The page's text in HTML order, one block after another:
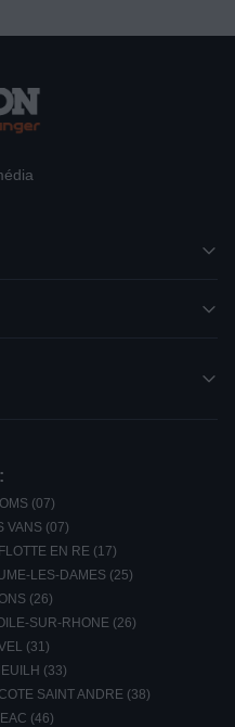
(07)
VANS (07)
EN RE (17)
LES-DAMES (25)
(26)
SUR-RHONE (26)
(31)
(33)
SAINT ANDRE (38)
(46)